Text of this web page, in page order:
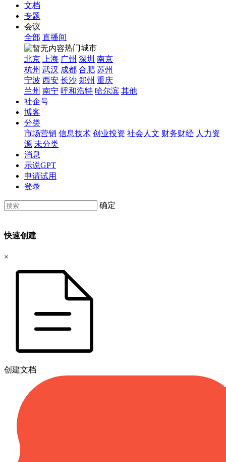
文档
专题
会议
全部 直播间
热门城市
北京
上海 广州 深圳 南京
杭州 武汉 成都 合肥 苏州
宁波 西安 长沙 郑州 重庆
兰州 南宁 呼和浩特 哈尔滨 其他
社企号
博客
分类
市场营销 信息技术 创业投资 社会人文 财务财经 人力资
源 未分类
消息
示说GPT
申请试用
登录
确定
快速创建
×
创建文档